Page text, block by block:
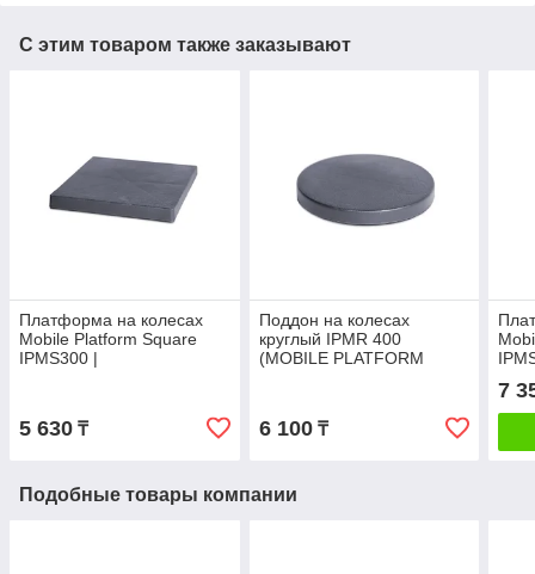
С этим товаром также заказывают
Платформа на колесах
Mobile Platform Square
IPMS300 |
5 630 ₸
Поддон на колесах
круглый IPMR 400
(MOBILE PLATFORM
6 100₸
7
Подобные товары компании